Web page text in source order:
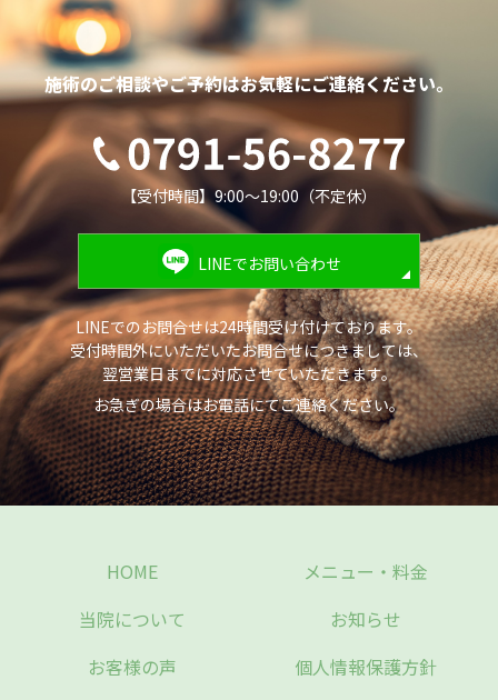
施術のご相談やご予約はお気軽にご連絡ください。
【受付時間】9:00～19:00（不定休）
LINEでお問い合わせ
LINEでのお問合せは24時間受け付けております。
受付時間外にいただいたお問合せにつきましては、
翌営業日までに対応させていただきます。
お急ぎの場合はお電話にてご連絡ください。
HOME
メニュー・料金
当院について
お知らせ
お客様の声
個人情報保護方針